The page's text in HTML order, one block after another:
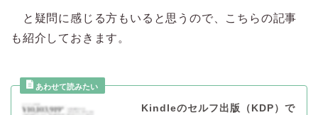
と疑問に感じる方もいると思うので、こちらの記事
も紹介しておきます。
Kindleのセルフ出版（KDP）で